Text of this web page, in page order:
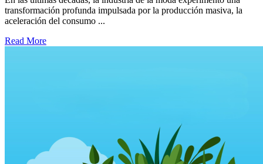
transformación profunda impulsada por la producción masiva, la
aceleración del consumo ...
Read More